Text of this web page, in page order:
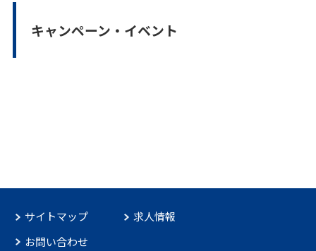
キャンペーン・イベント
サイトマップ
求人情報
お問い合わせ